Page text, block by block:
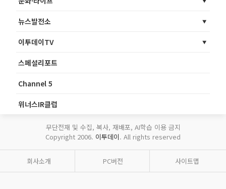
뉴스발전소
이투데이TV
스페셜리포트
Channel 5
위너스IR클럽
무단전재 및 수집, 복사, 재배포, AI학습 이용 금지
Copyright 2006. 이투데이. All rights reserved
회사소개 PC버전 사이트맵